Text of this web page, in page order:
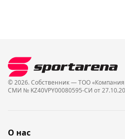
© 2026. Собственник — ТОО
СМИ № KZ40VPY00080595-СИ от
О нас